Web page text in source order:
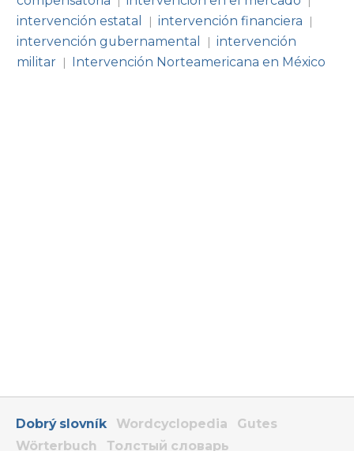
intervención estatal | intervención financiera |
intervención gubernamental | intervención
militar
| Intervención Norteamericana en México
Dobrý slovník Wordcyclopedia
Gutes
Wörterbuch
Толстый словарь